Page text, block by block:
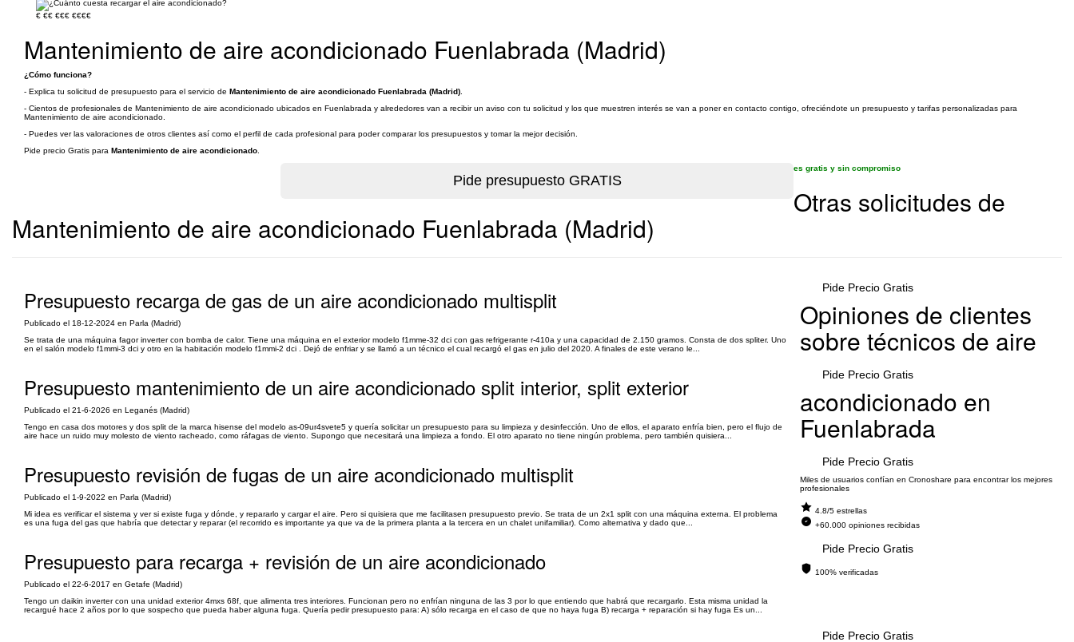
€ €€ €€€ €€€€
Mantenimiento de aire acondicionado Fuenlabrada (Madrid)
¿Cómo funciona?
- Explica tu solicitud de presupuesto para el servicio de Mantenimiento de aire acondicionado Fuenlabrada (Madrid)
- Cientos de profesionales de Mantenimiento de aire acondicionado ubicados en Fuenlabrada y alrededores van a recibir un aviso con tu solicitud y los que muestren interés se van a poner en contacto contigo, ofreciéndote un presupuesto y tarifas personalizadas para
Mantenimiento de aire acondicionado.
- Puedes ver las valoraciones de otros clientes así como el perfil de cada profesional para poder comparar los presupuestos y tomar la mejor decisión.
Pide precio Gratis para Mantenimiento de aire acondicionado
es gratis y sin compromiso
Otras solicitudes de
Mantenimiento de aire acondicionado Fuenlabrada (Madrid)
Presupuesto recarga de gas de un aire acondicionado multisplit
Publicado el 18-12-2024 en Parla (Madrid)
Se trata de una máquina fagor inverter con bomba de calor. Tiene una máquina en el exterior modelo f1mme-32 dci con gas refrigerante r-410a y una capacidad de 2.150 gramos. Consta de dos spliter. Uno
en el salón modelo f1mmi-3 dci y otro en la habitación modelo f1mmi-2 dci . Dejó de enfriar y se llamó a un técnico el cual recargó el gas en julio del 2020. A finales de este verano le...
Pide Precio Gratis
Presupuesto mantenimiento de un aire acondicionado split interior, split exterior
Publicado el 21-6-2026 en Leganés (Madrid)
Tengo en casa dos motores y dos split de la marca hisense del modelo as-09ur4svete5 y quería solicitar un presupuesto para su limpieza y desinfección. Uno de ellos, el aparato enfría bien, pero el flujo de
aire hace un ruido muy molesto de viento racheado, como ráfagas de viento. Supongo que necesitará una limpieza a fondo. El otro aparato no tiene ningún problema, pero también quisiera...
Pide Precio Gratis
Presupuesto revisión de fugas de un aire acondicionado multisplit
Publicado el 1-9-2022 en Parla (Madrid)
Mi idea es verificar el sistema y ver si existe fuga y dónde, y repararlo y cargar el aire. Pero si quisiera que me facilitasen presupuesto previo. Se trata de un 2x1 split con una máquina externa. El problema
es una fuga del gas que habría que detectar y reparar (el recorrido es importante ya que va de la primera planta a la tercera en un chalet unifamiliar). Como alternativa y dado que...
Pide Precio Gratis
Presupuesto para recarga + revisión de un aire acondicionado
Publicado el 22-6-2017 en Getafe (Madrid)
Tengo un daikin inverter con una unidad exterior 4mxs 68f, que alimenta tres interiores. Funcionan pero no enfrían ninguna de las 3 por lo que entiendo que habrá que recargarlo. Esta misma unidad la
recargué hace 2 años por lo que sospecho que pueda haber alguna fuga. Quería pedir presupuesto para: A) sólo recarga en el caso de que no haya fuga B) recarga + reparación si hay fuga Es un...
Pide Precio Gratis
Pide Precio Gratis
Opiniones de clientes
sobre técnicos de aire
acondicionado en
Fuenlabrada
Miles de usuarios confían en Cronoshare para encontrar los mejores
profesionales
4.8/5 estrellas
+60.000 opiniones recibidas
100% verificadas